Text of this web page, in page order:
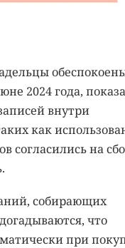
2024 года,
внутри
как
согласились на
собирающих
что
при